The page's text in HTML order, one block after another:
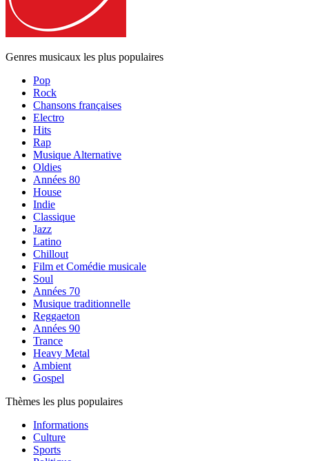
Genres musicaux les plus populaires
Pop
Rock
Chansons françaises
Electro
Hits
Rap
Musique Alternative
Oldies
Années 80
House
Indie
Classique
Jazz
Latino
Chillout
Film et Comédie musicale
Soul
Années 70
Musique traditionnelle
Reggaeton
Années 90
Trance
Heavy Metal
Ambient
Gospel
Thèmes les plus populaires
Informations
Culture
Sports